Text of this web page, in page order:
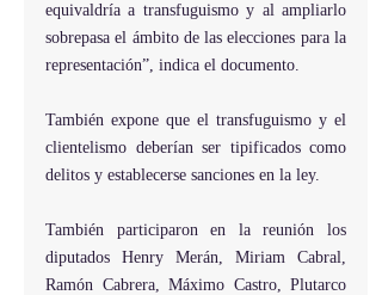
equivaldría a transfuguismo y al ampliarlo
sobrepasa el ámbito de las elecciones para la
representación”, indica el documento.
También expone que el transfuguismo y el
clientelismo deberían ser tipificados como
delitos y establecerse sanciones en la ley.
También participaron en la reunión los
diputados Henry Merán, Miriam Cabral,
Ramón Cabrera, Máximo Castro, Plutarco